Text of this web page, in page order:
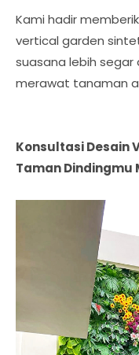
Kami hadir
vertical garden
suasana lebih
merawat tanaman
Konsultasi Desain
Taman Dindingmu